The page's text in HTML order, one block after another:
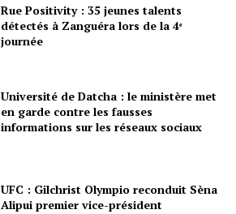
Rue Positivity : 35 jeunes talents
détectés à Zanguéra lors de la 4ᵉ
journée
Université de Datcha : le ministère met
en garde contre les fausses
informations sur les réseaux sociaux
UFC : Gilchrist Olympio reconduit Sèna
Alipui premier vice-président